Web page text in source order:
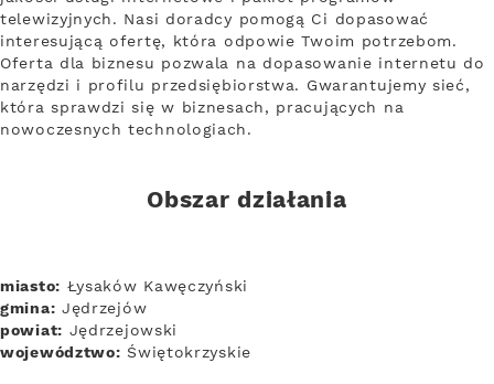
telewizyjnych. Nasi doradcy pomogą Ci dopasować
interesującą ofertę, która odpowie Twoim potrzebom.
Oferta dla biznesu pozwala na dopasowanie internetu do
narzędzi i profilu przedsiębiorstwa. Gwarantujemy sieć,
która sprawdzi się w biznesach, pracujących na
nowoczesnych technologiach.
Obszar działania
miasto: Łysaków Kawęczyński
gmina: Jędrzejów
powiat: Jędrzejowski
województwo: Świętokrzyskie